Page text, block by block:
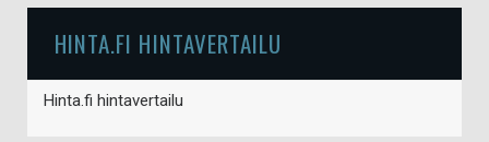
HINTA.FI HINTAVERTAILU
Hinta.fi hintavertailu